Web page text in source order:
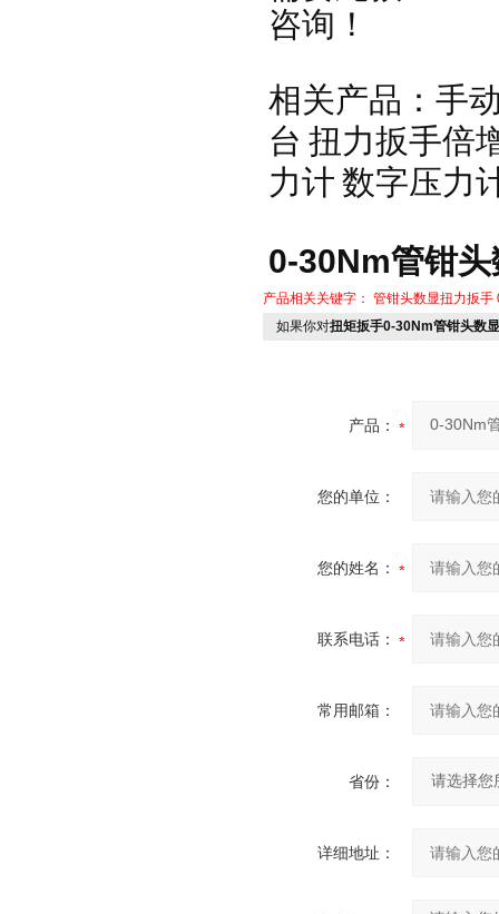
咨询 ！
相关产品： 手
台 扭力扳手倍
力计 数字压力
0-30Nm管钳
产品相关关键字： 管钳头数显扭力扳手
如果你对扭矩扳手0-30Nm管钳头数
产品：
您的单位：
您的姓名：
联系电话：
常用邮箱：
省份：
详细地址：